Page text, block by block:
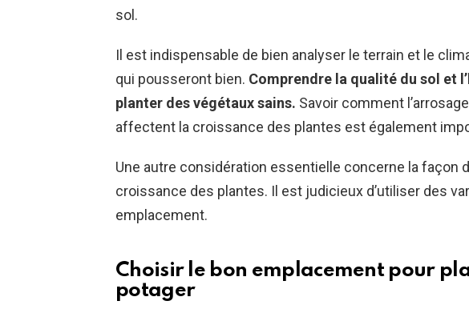
sol.
Il est indispensable de bien analyser le terrain et le
qui pousseront bien. Comprendre la qualité du sol et
planter des végétaux sains. Savoir comment
affectent la croissance des plantes est également
Une autre considération essentielle concerne la façon
croissance des plantes. Il est judicieux d’utiliser des
emplacement.
Choisir le bon emplacement pour
potager